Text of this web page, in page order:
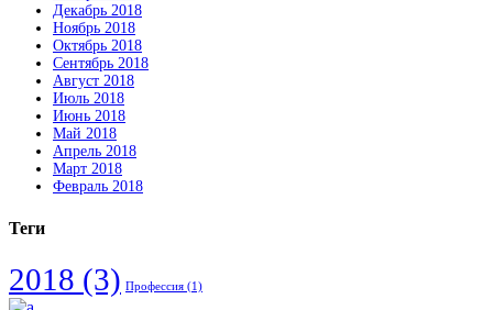
Декабрь 2018
Ноябрь 2018
Октябрь 2018
Сентябрь 2018
Август 2018
Июль 2018
Июнь 2018
Май 2018
Апрель 2018
Март 2018
Февраль 2018
Теги
2018 (3) Профессия (1)